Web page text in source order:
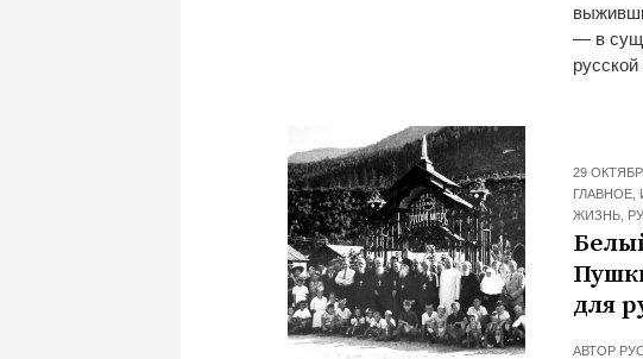
— в
29
ГЛАВНОЕ,
ЖИЗНЬ,
для
АВТОР